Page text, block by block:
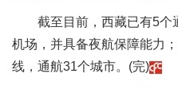
截至目前，西藏已有5个
机场，并具备夜航保障能力
线，通航31个城市。(完)